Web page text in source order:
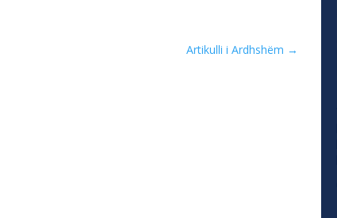
Artikulli i Ardhshëm →